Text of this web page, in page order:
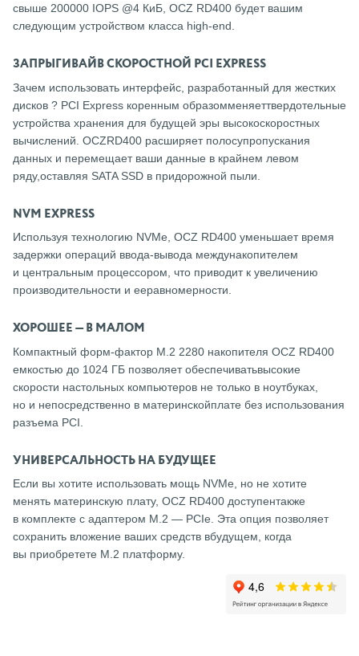
свыше 200000 IOPS @4 КиБ, OCZ RD400 будет вашим
следующим устройством класса high-end.
ЗАПРЫГИВАЙВ СКОРОСТНОЙ PCI EXPRESS
Зачем использовать интерфейс, разработанный для жестких
дисков ? PCI Express коренным образомменяеттвердотельные
устройства хранения для будущей эры высокоскоростных
вычислений. OCZRD400 расширяет полосупропускания
данных и перемещает ваши данные в крайнем левом
ряду,оставляя SATA SSD в придорожной пыли.
NVM EXPRESS
Используя технологию NVMe, OCZ RD400 уменьшает время
задержки операций ввода-вывода междунакопителем
и центральным процессором, что приводит к увеличению
производительности и ееравномерности.
ХОРОШЕЕ — В МАЛОМ
Компактный форм-фактор M.2 2280 накопителя OCZ RD400
емкостью до 1024 ГБ позволяет обеспечиватьвысокие
скорости настольных компьютеров не только в ноутбуках,
но и непосредственно в материнскойплате без использования
разъема PCI.
УНИВЕРСАЛЬНОСТЬ НА БУДУЩЕЕ
Если вы хотите использовать мощь NVMe, но не хотите
менять материнскую плату, OCZ RD400 доступентакже
в комплекте с адаптером M.2 — PCIe. Эта опция позволяет
сохранить вложение ваших средств вбудущем, когда
вы приобретете M.2 платформу.